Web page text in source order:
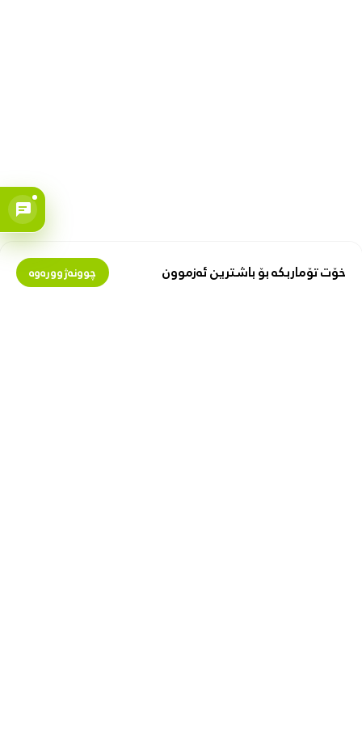
خۆت تۆماربکە بۆ باشترین ئەزموون چوونەژوورەوە